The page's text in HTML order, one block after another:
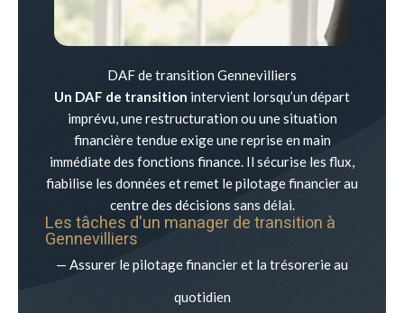
DAF de transition Gennevilliers
Un DAF de transition intervient lorsqu’un départ
imprévu, une restructuration ou une situation
financière tendue exige une reprise en main
immédiate des fonctions finance. Il sécurise les flux,
fiabilise les données et remet le pilotage financier au
centre des décisions sans délai.
Les tâches d'un manager de transition à
Gennevilliers
— Assurer le pilotage financier et la trésorerie au
quotidien